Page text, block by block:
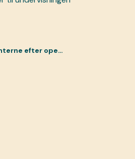
operationen?